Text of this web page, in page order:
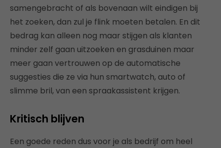
samengebracht of als bovenaan wilt eindigen bij
het zoeken, dan zul je flink moeten betalen. En dit
bedrag kan alleen nog maar stijgen als klanten
minder zelf gaan uitzoeken en grasduinen maar
meer gaan vertrouwen op de automatische
suggesties die ze via hun smartwatch, auto of
slimme bril, van een spraakassistent krijgen.
Kritisch blijven
Een goede reden dus voor je als bedrijf om heel